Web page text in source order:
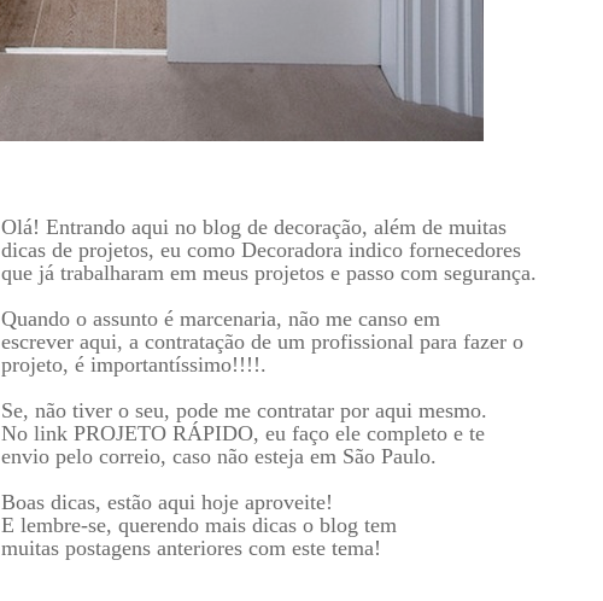
Olá! Entrando aqui no blog de decoração, além de muitas
dicas de projetos, eu como Decoradora indico fornecedores
que já trabalharam em meus projetos e passo com segurança.
Quando o assunto é marcenaria, não me canso em
escrever aqui, a contratação de um profissional para fazer o
projeto, é importantíssimo!!!!.
Se, não tiver o seu, pode me contratar por aqui mesmo.
No link PROJETO RÁPIDO, eu faço ele completo e te
envio pelo correio, caso não esteja em São Paulo.
Boas dicas, estão aqui hoje aproveite!
E lembre-se, querendo mais dicas o blog tem
muitas postagens anteriores com este tema!